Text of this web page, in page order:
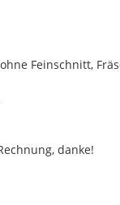
Feinschnitt,
danke!